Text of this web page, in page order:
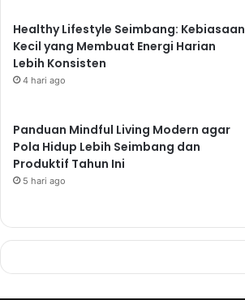
Healthy Lifestyle Seimbang: Kebiasaan
Kecil yang Membuat Energi Harian
Lebih Konsisten
4 hari ago
Panduan Mindful Living Modern agar
Pola Hidup Lebih Seimbang dan
Produktif Tahun Ini
5 hari ago